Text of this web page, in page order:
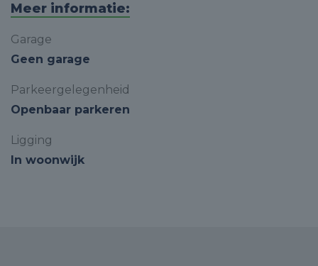
Meer informatie:
Garage
Geen garage
Parkeergelegenheid
Openbaar parkeren
Ligging
In woonwijk